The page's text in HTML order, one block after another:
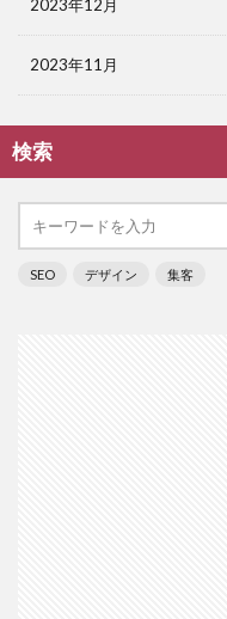
2023年12月
2023年11月
検索
SEO デザイン 集客